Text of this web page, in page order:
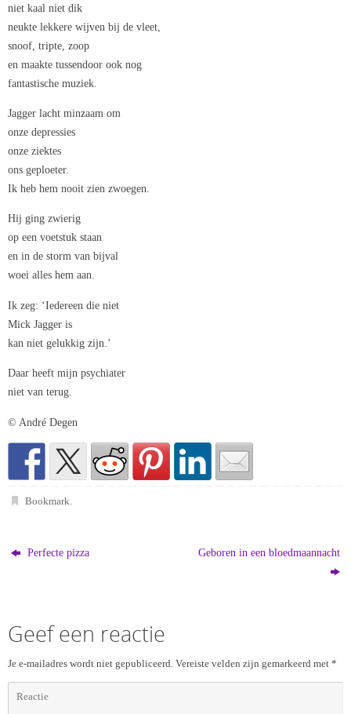
niet kaal niet dik
neukte lekkere wijven bij de vleet,
snoof, tripte, zoop
en maakte tussendoor ook nog
fantastische muziek.
Jagger lacht minzaam om
onze depressies
onze ziektes
ons geploeter.
Ik heb hem nooit zien zwoegen.
Hij ging zwierig
op een voetstuk staan
en in de storm van bijval
woei alles hem aan.
Ik zeg: ‘Iedereen die niet
Mick Jagger is
kan niet gelukkig zijn.’
Daar heeft mijn psychiater
niet van terug.
© André Degen
Bookmark
Perfecte pizza Geboren in een bloedmaannacht
Geef een reactie
Je e-mailadres wordt niet gepubliceerd. Vereiste velden zijn gemarkeerd met *